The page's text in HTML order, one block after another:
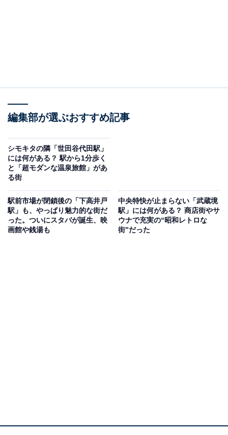
（かめしま）」が成り立ちだそうです。これがさらなる
土砂堆積で河岸とつながって「亀村（かめむら）」とな
れて「亀井戸（かめいど）」となり、やがて井の字が取
れて「亀戸（かめいど）」となったのだとか。
編集部が選ぶおすすめ記事
シモキタの隣「世田谷代田駅」
には何がある？ 駅から1分歩く
と「超モダンな温泉旅館」があ
る街
駅前市場が閉鎖後の「下高井戸
駅」も、やっぱり魅力的な街だ
った。ついにスタバが誕生、映
画館や銭湯も
中央特快が止まらない「武蔵境
駅」には何がある？ 商店街やサ
ウナで充実の“昭和レトロな
街”だった